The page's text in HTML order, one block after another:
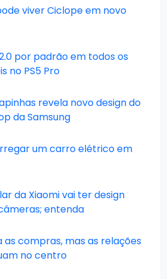
viver Ciclope em novo
por padrão em todos os
no PS5 Pro
revela novo design do
da Samsung
um carro elétrico em
da Xiaomi vai ter design
entenda
as compras, mas as relações
no centro